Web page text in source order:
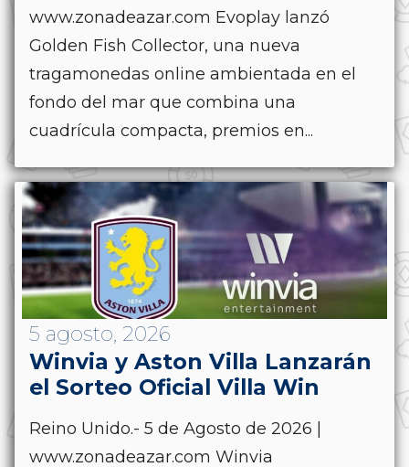
www.zonadeazar.com Evoplay lanzó
Golden Fish Collector, una nueva
tragamonedas online ambientada en el
fondo del mar que combina una
cuadrícula compacta, premios en...
5 agosto, 2026
Winvia y Aston Villa Lanzarán
el Sorteo Oficial Villa Win
Reino Unido.- 5 de Agosto de 2026 |
www.zonadeazar.com Winvia